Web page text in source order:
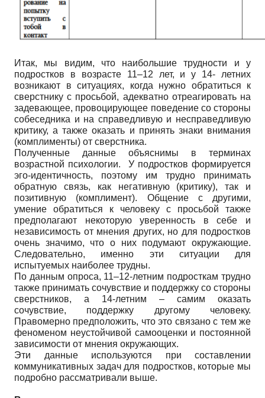
Итак, мы видим, что наибольшие трудности и у
подростков в возрасте 11–12 лет, и у 14- летних
возникают в ситуациях, когда нужно обратиться к
сверстнику с просьбой, адекватно отреагировать на
задевающее, провоцирующее поведение со стороны
собеседника и на справедливую и несправедливую
критику, а также оказать и принять знаки внимания
(комплименты) от сверстника.
Полученные данные объяснимы в терминах
возрастной психологии. У подростков формируется
эго-идентичность, поэтому им трудно принимать
обратную связь, как негативную (критику), так и
позитивную (комплимент). Общение с другими,
умение обратиться к человеку с просьбой также
предполагают некоторую уверенность в себе и
независимость от мнения других, но для подростков
очень значимо, что о них подумают окружающие.
Следовательно, именно эти ситуации для
испытуемых наиболее трудны.
По данным опроса, 11–12-летним подросткам трудно
также принимать сочувствие и поддержку со стороны
сверстников, а 14-летним – самим оказать
сочувствие, поддержку другому человеку.
Правомерно предположить, что это связано с тем же
феноменом неустойчивой самооценки и постоянной
зависимости от мнения окружающих.
Эти данные используются при составлении
коммуникативных задач для подростков, которые мы
подробно рассматривали выше.